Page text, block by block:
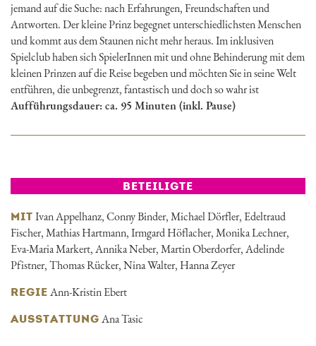
jemand auf die Suche: nach Erfahrungen, Freundschaften und
Antworten. Der kleine Prinz begegnet unterschiedlichsten Menschen
und kommt aus dem Staunen nicht mehr heraus. Im inklusiven
Spielclub haben sich SpielerInnen mit und ohne Behinderung mit dem
kleinen Prinzen auf die Reise begeben und möchten Sie in seine Welt
entführen, die unbegrenzt, fantastisch und doch so wahr ist
Aufführungsdauer: ca. 95 Minuten (inkl. Pause)
BETEILIGTE
MIT Ivan Appelhanz, Conny Binder, Michael Dörfler, Edeltraud
Fischer, Mathias Hartmann, Irmgard Höflacher, Monika Lechner,
Eva-Maria Markert, Annika Neber, Martin Oberdorfer, Adelinde
Pfistner, Thomas Rücker, Nina Walter, Hanna Zeyer
REGIE Ann-Kristin Ebert
AUSSTATTUNG Ana Tasic